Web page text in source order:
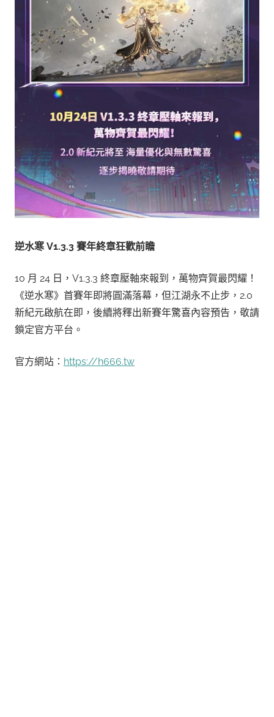
逆水寒 V1.3.3 賽年終章狂歡前瞻
10 月 24 日，V1.3.3 終章壓軸來報到，萬物齊賀最閃耀！
《逆水寒》首賽年即將圓滿落幕，但江湖永不止步，2.0
新紀元啟航在即，後續將釋出新賽年驚喜內容預告，敬請
鎖定官方平台。
官方網站： https://h666.tw